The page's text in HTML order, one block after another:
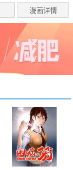
漫画详情